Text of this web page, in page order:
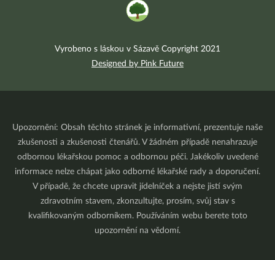
Vyrobeno s láskou v Sázavě Copyright 2021
Designed by Pink Future
Upozornění: Obsah těchto stránek je informativní, prezentuje naše
zkušenosti a zkušenosti čtenářů. V žádném případě nenahrazuje
odbornou lékařskou pomoc a odbornou péči. Jakékoliv uvedené
informace nelze chápat jako odborné lékařské rady a doporučení.
V případě, že chcete upravit jídelníček a nejste jistí svým
zdravotním stavem, zkonzultujte, prosím, svůj stav s
kvalifikovaným odborníkem. Používáním webu berete toto
upozornění na vědomí.